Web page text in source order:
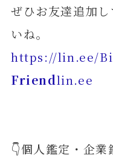
ぜひお友達追加
いね。
https://lin.ee/
Friendlin.ee
👇個人鑑定・企